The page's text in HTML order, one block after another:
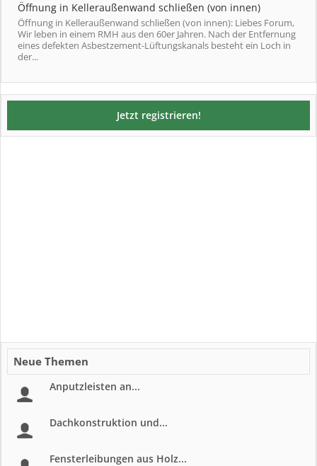
Öffnung in Kelleraußenwand schließen (von innen)
Öffnung in Kelleraußenwand schließen (von innen): Liebes Forum,
Wir leben in einem RMH aus den 60er Jahren. Nach der Entfernung
eines defekten Asbestzement-Lüftungskanals besteht ein Loch in
der...
Jetzt registrieren!
Neue Themen
Anputzleisten an...
Dachkonstruktion und...
Fensterleibungen aus Holz...